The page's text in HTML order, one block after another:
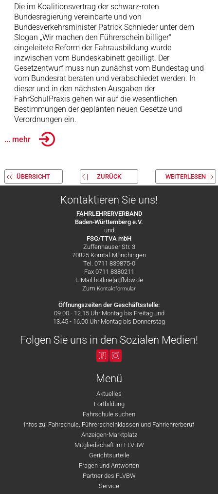
Die im Koalitionsvertrag der schwarz-roten
Bundesregierung vereinbarte und von
Bundesverkehrsminister Patrick Schnieder unter dem
Slogan „Wir machen den Führerschein billiger“
eingeleitete Reform der Fahrausbildung wurde
inzwischen vom Bundeskabinett gebilligt. Der
Gesetzentwurf muss nun zunächst vom Bundestag und
vom Bundesrat beraten und verabschiedet werden. In
dieser und in den nächsten Ausgaben der
FahrSchulPraxis gehen wir auf die wesentlichen
Bestimmungen der geplanten neuen Gesetze und
Verordnungen ein.
... mehr
ÜBERSICHT ZURÜCK WEITERLESEN
Kontaktieren Sie uns!
FAHRLEHRERVERBAND
Baden-Württemberg e.V.
und
FSG/TTVA mbH
Zuffenhauser Str. 3
70825 Korntal-Münchingen
Tel. 0711 839875-0
Fax 0711 8380211
E-Mail hotline[at]flvbw.de
Zum Kontaktformular
Öffnungszeiten der Geschäftsstelle:
09.00 - 12.15 Uhr Montag bis Freitag und
13.45 - 16.00 Uhr Montag bis Donnerstag
Folgen Sie uns in den Sozialen Medien!
Menü
Aktuelles
Fortbildung
Fahrschule suchen
Infos zu: Fahrschule, Führerscheinklassen und Fahrlehrerberuf
Anzeigen-Marktplatz
Mitgliedschaft im FLVBW
Gerichtsurteile
Fragen und Antworten
Partner des FLVBW
Service